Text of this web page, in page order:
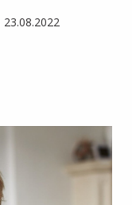
23.08.2022